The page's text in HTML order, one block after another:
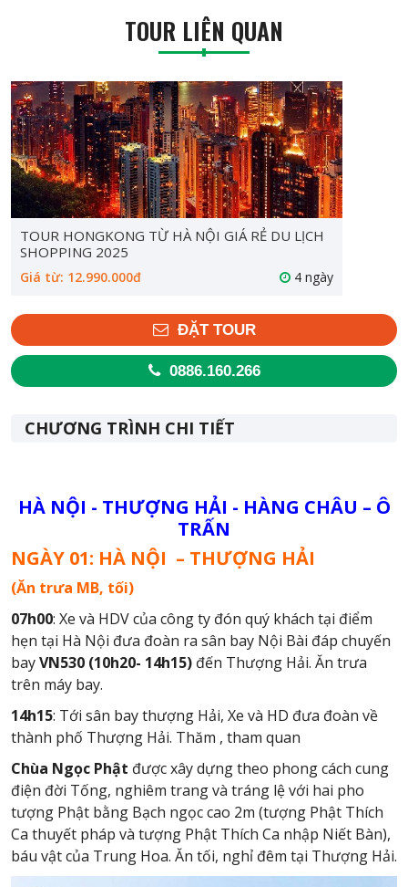
TOUR LIÊN QUAN
TOUR HONGKONG TỪ HÀ NỘI GIÁ RẺ DU LỊCH
SHOPPING 2025
Giá từ: 12.990.000đ 4 ngày
ĐẶT TOUR
0886.160.266
CHƯƠNG TRÌNH CHI TIẾT
HÀ NỘI - THƯỢNG HẢI - HÀNG CHÂU – Ô
TRẤN
NGÀY 01: HÀ NỘI – THƯỢNG HẢI
(Ăn trưa MB, tối)
07h00: Xe và HDV của công ty đón quý khách tại điểm
hẹn tại Hà Nội đưa đoàn ra sân bay Nội Bài đáp chuyến
bayVN530 (10h20- 14h15) đến Thượng Hải. Ăn trưa
trên máy bay.
14h15: Tới sân bay thượng Hải, Xe và HD đưa đoàn về
thành phố Thượng Hải. Thăm , tham quan
Chùa Ngọc Phật được xây dựng theo phong cách cung
điện đời Tống, nghiêm trang và tráng lệ với hai pho
tượng Phật bằng Bạch ngọc cao 2m (tượng Phật Thích
Ca thuyết pháp và tượng Phật Thích Ca nhập Niết Bàn),
báu vật của Trung Hoa. Ăn tối, nghỉ đêm tại Thượng Hải.